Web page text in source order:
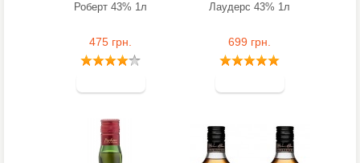
Роберт 43% 1л
475 грн.
Лаудерс 43% 1л
699 грн.